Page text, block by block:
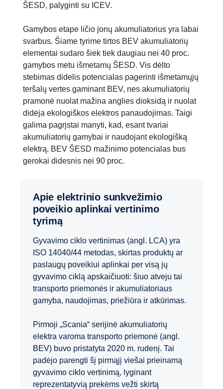
ŠESD, palyginti su ICEV.
Gamybos etape ličio jonų akumuliatorius yra labai
svarbus. Šiame tyrime tirtos BEV akumuliatorių
elementai sudaro šiek tiek daugiau nei 40 proc.
gamybos metu išmetamų ŠESD. Vis dėlto
stebimas didelis potencialas pagerinti išmetamųjų
teršalų vertes gaminant BEV, nes akumuliatorių
pramonė nuolat mažina anglies dioksidą ir nuolat
didėja ekologiškos elektros panaudojimas. Taigi
galima pagrįstai manyti, kad, esant tvariai
akumuliatorių gamybai ir naudojant ekologišką
elektrą, BEV ŠESD mažinimo potencialas bus
gerokai didesnis nei 90 proc.
Apie elektrinio sunkvežimio
poveikio aplinkai vertinimo
tyrimą
Gyvavimo ciklo vertinimas (angl. LCA) yra
ISO 14040/44 metodas, skirtas produktų ar
paslaugų poveikiui aplinkai per visą jų
gyvavimo ciklą apskaičiuoti: šiuo atveju tai
transporto priemonės ir akumuliatoriaus
gamyba, naudojimas, priežiūra ir atkūrimas.
Pirmoji „Scania“ serijinė akumuliatorių
elektra varoma transporto priemonė (angl.
BEV) buvo pristatyta 2020 m. rudenį. Tai
padėjo parengti šį pirmąjį viešai prieinamą
gyvavimo ciklo vertinimą, lyginant
reprezentatyvią prekėms vežti skirtą